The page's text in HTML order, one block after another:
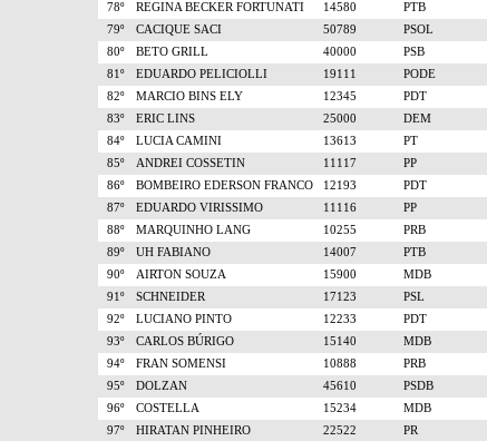
78º
REGINA BECKER FORTUNATI 14580 PTB
79º
CACIQUE SACI 50789 PSOL
80º
BETO GRILL 40000 PSB
81º
EDUARDO PELICIOLLI 19111 PODE
82º
MARCIO BINS ELY 12345 PDT
83º
ERIC LINS 25000 DEM
84º
LUCIA CAMINI 13613 PT
85º
ANDREI COSSETIN 11117 PP
86º
BOMBEIRO EDERSON FRANCO 12193 PDT
87º
EDUARDO VIRISSIMO 11116 PP
88º
MARQUINHO LANG 10255 PRB
89º
UH FABIANO 14007 PTB
90º
AIRTON SOUZA 15900 MDB
91º
SCHNEIDER 17123 PSL
92º
LUCIANO PINTO 12233 PDT
93º
CARLOS BÚRIGO 15140 MDB
94º
FRAN SOMENSI 10888 PRB
95º
DOLZAN 45610 PSDB
96º
COSTELLA 15234 MDB
97º
HIRATAN PINHEIRO 22522 PR